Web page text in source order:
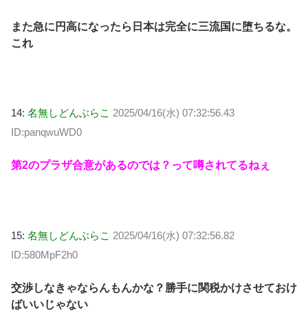
また急に円高になったら日本は完全に三流国に堕ちるな。
これ
14: 名無しどんぶらこ 2025/04/16(水) 07:32:56.43
ID:panqwuWD0
第2のプラザ合意があるのでは？って噂されてるねぇ
15: 名無しどんぶらこ 2025/04/16(水) 07:32:56.82
ID:580MpF2h0
交渉しなきゃならんもんかな？勝手に関税かけさせておけ
ばいいじゃない